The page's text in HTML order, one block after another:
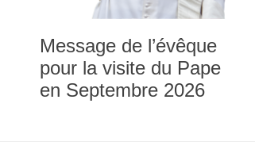
Message de l’évêque
pour la visite du Pape
en Septembre 2026